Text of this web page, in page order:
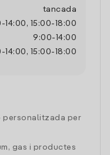
tancada
- 14:00 , 15:00- 18:00
9:00- 14:00
- 14:00 , 15:00- 18:00
personalitzada per
gas i productes